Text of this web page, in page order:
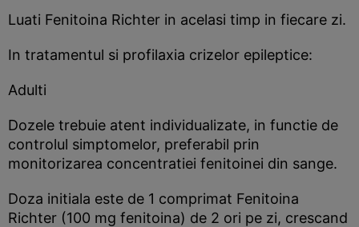
Luati Fenitoina Richter in acelasi timp in fiecare zi.
In tratamentul si profilaxia crizelor epileptice:
Adulti
Dozele trebuie atent individualizate, in functie de
controlul simptomelor, preferabil prin
monitorizarea concentratiei fenitoinei din sange.
Doza initiala este de 1 comprimat Fenitoina
Richter (100 mg fenitoina) de 2 ori pe zi, crescand